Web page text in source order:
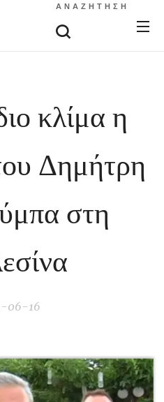
ΑΝΑΖΉΤΗΣΗ
κλίμα η
Δημήτρη
στη
06-16